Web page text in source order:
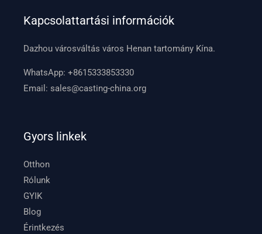
Kapcsolattartási információk
Dazhou városváltás város Henan tartomány Kína.
WhatsApp:+8615333853330
Email:sales@casting-china.org
Gyors linkek
Otthon
Rólunk
GYIK
Blog
Érintkezés